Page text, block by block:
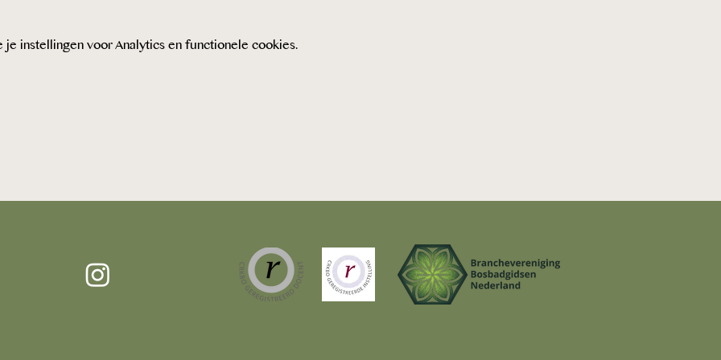
een ander bosbad dat gepland staat.
we onze zintuigen gebruiken om de natuur en het bos te ervaren. We vertragen en lopen
je de mogelijkheid hebt om je ervaringen te delen met de groep, maar dat is niet
mail naar theforestbathingcircle@gmail.com
ga je automatisch akkoord met de Algemene Voorwaarden zoals vermeld op de website
instellingen voor Analytics en functionele cookies.